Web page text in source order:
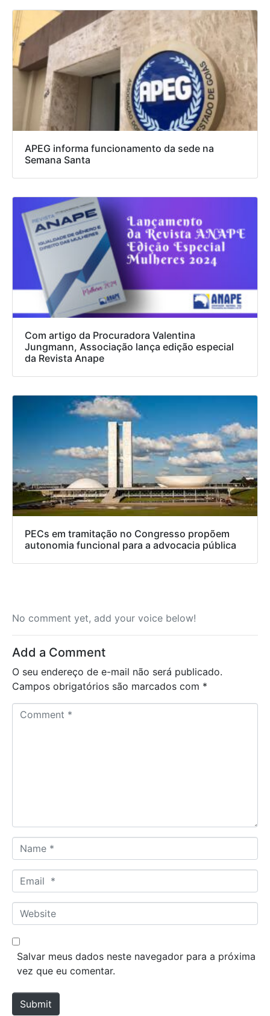
APEG informa funcionamento da sede na
Semana Santa
Com artigo da Procuradora Valentina
Jungmann, Associação lança edição especial
da Revista Anape
PECs em tramitação no Congresso propõem
autonomia funcional para a advocacia pública
No comment yet, add your voice below!
Add a Comment
O seu endereço de e-mail não será publicado.
Campos obrigatórios são marcados com *
a
m
*
m
a
*
W
e
b
e
Salvar meus dados neste navegador para a próxima
vez que eu comentar.
Submit